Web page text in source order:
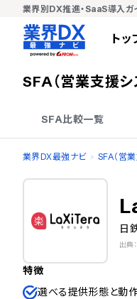
業界別DX推進・SaaS導入
トッ
SFA（営業支援シ
SFA比較一覧
業界DX最強ナビ SFA（営
日
出典
特徴
選べる提供形態と動